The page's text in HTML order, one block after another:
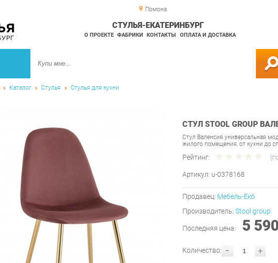
Помона
СТУЛЬЯ-ЕКАТЕРИНБУРГ
О ПРОЕКТЕ ФАБРИКИ КОНТАКТЫ ОПЛАТА И ДОСТАВКА
Каталог Стулья Стулья для кухни
СТУЛ STOOL GROUP
Стул Валенсия универсальная
жилого помещения, от кухни до
Рейтинг:
Артикул: u-0378168
Продавец: Мебель-Екб
Производитель: Stool group
Последняя цена: 5
- +
Количество: